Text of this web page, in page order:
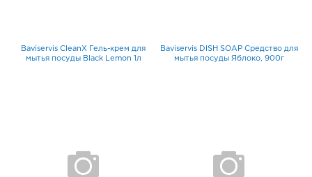
Baviservis CleanX Гель-крем для
мытья посуды Black Lemon 1л
Baviservis DISH SOAP Средство для
мытья посуды Яблоко, 900г